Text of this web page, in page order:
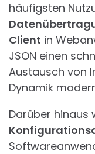
häufigsten
Client in
JSON einen
Austausch von
Dynamik
Darüber hinaus